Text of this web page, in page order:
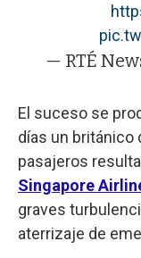
— RTÉ
El suceso se
días un británico
pasajeros
Singapore
graves
aterrizaje de